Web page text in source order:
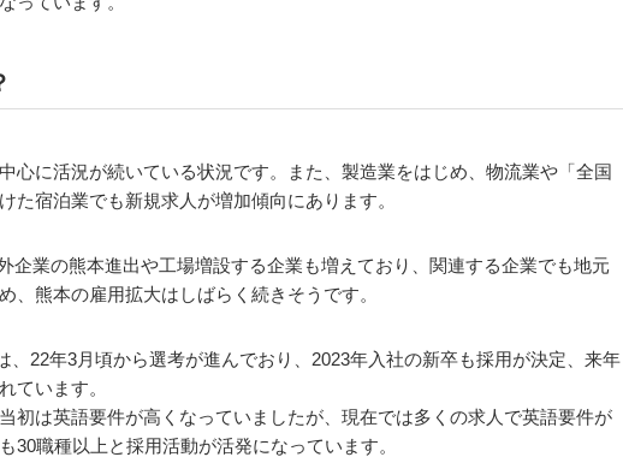
心に活況が続いている状況です。また、製造業をはじめ、物流業や「全国
た宿泊業でも新規求人が増加傾向にあります。
企業の熊本進出や工場増設する企業も増えており、関連する企業でも地元
、熊本の雇用拡大はしばらく続きそうです。
、22年3月頃から選考が進んでおり、2023年入社の新卒も採用が決定、来年
ています。
初は英語要件が高くなっていましたが、現在では多くの求人で英語要件が
30職種以上と採用活動が活発になっています。